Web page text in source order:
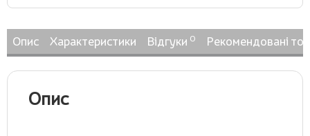
Опис Характеристики Відгуки 0 Рекомендовані
Опис